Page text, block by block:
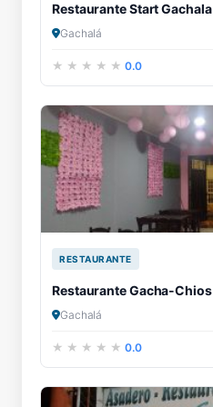
Restaurante Start Gachala
Gachalá
0.0
RESTAURANTE
Restaurante Gacha-Chios
Gachalá
0.0